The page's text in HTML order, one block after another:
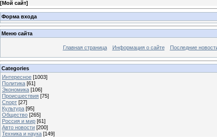
[Мой сайт]
Форма входа
Меню сайта
Главная страница Информация о сайте Последние
Categories
Интересное [1003]
Политика [61]
Экономика [106]
Происшествия [75]
Спорт [27]
Культура [95]
Общество [265]
Россия и мир [61]
Авто новости [200]
Техника и наука [149]